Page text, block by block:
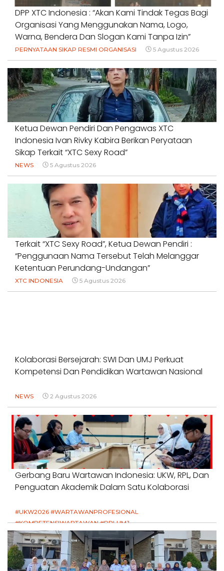
DPP XTC Indonesia : “Akan Kami Tindak Tegas Bagi
Organisasi Yang Menggunakan Nama, Logo,
Warna, Bendera Dan Slogan Kami Tanpa Izin”
PERNYATAAN SIKAP RESMI ORGANISASI 5 Agustus 2026
Ketua Dewan Pendiri Dan Pengawas XTC
Indonesia Ivan Rivky Kabira Berikan Peryataan
Sikap Terkait “XTC Sexy Road”
NEWS 5 Agustus 2026
Terkait “XTC Sexy Road”, Ketua Dewan Pendiri :
“Penggunaan Nama Tersebut Telah Melanggar
Ketentuan Perundang-Undangan”
XTC INDONESIA 5 Agustus 2026
Kolaborasi Bersejarah: SWI Dan UMJ Perkuat
Kompetensi Dan Pendidikan Wartawan Nasional
NEWS 2 Agustus 2026
Gerbang Baru Wartawan Indonesia: UKW, RPL, Dan
Penguatan Akademik Dalam Satu Kolaborasi
#UKW2026 #WARTAWANPROFESIONAL
#KOMPETENSIWARTAWAN #RPLUMJ
#PENDIDIKANWARTAWAN #SWINASIONAL #SWIJABAR
1 Agustus 2026